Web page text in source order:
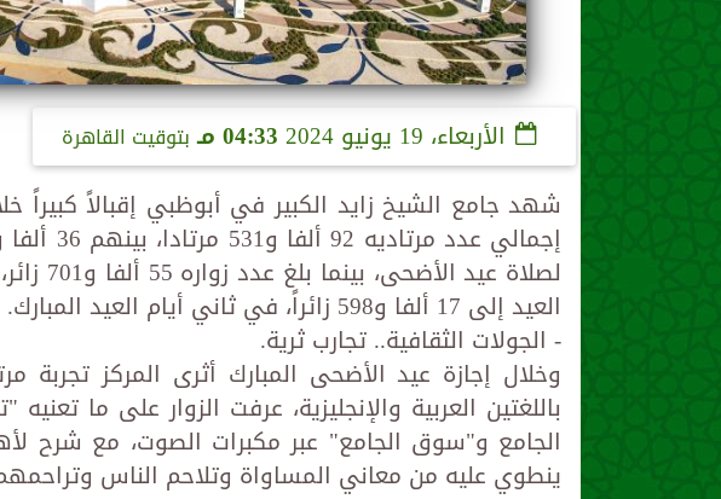
الأربعاء، 19 يونيو 2024 04:33 مـ بتوقيت القاهرة
شهد جامع الشيخ زايد الكبير في أبوظبي إقبالاً كبيراً
لصلاة
العيد إلى 17 ألفا و598 زائراً، في ثاني أيام العيد المبارك.
- الجولات الثقافية.. تجارب ثرية.
وخلال إجازة عيد الأضحى المبارك أثرى المركز تجربة
باللغتين العربية والإنجليزية، عرفت الزوار على ما
الجامع و"سوق الجامع" عبر مكبرات الصوت، مع شرح
ينطوي عليه من معاني المساواة وتلاحم الناس